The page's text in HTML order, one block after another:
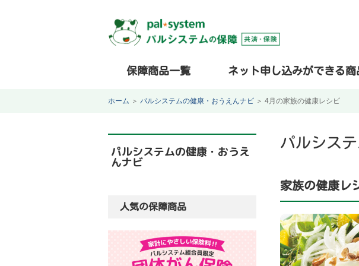
保障商品一覧 ネット申し込みができる商
ホーム ＞ パルシステムの健康・おうえんナビ ＞ 4月の家族の健康レシピ
パルシス
家族の健康レ
パルシステムの健康・おうえ
んナビ
人気の保障商品